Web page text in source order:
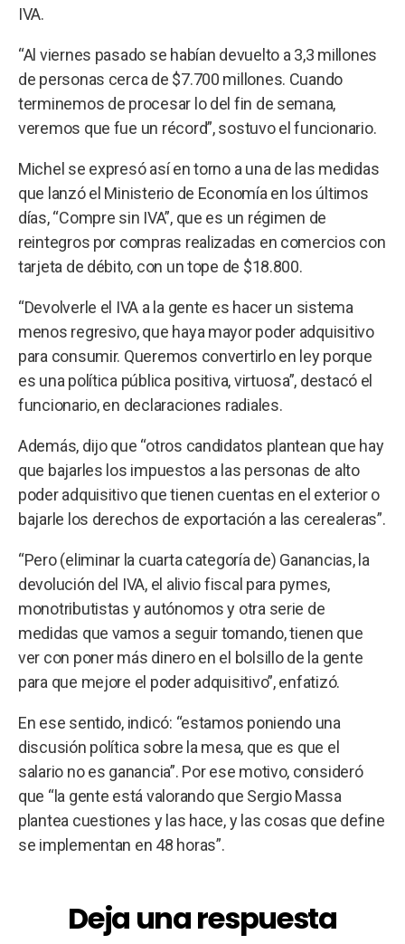
IVA.
“Al viernes pasado se habían devuelto a 3,3 millones
de personas cerca de $7.700 millones. Cuando
terminemos de procesar lo del fin de semana,
veremos que fue un récord”, sostuvo el funcionario.
Michel se expresó así en torno a una de las medidas
que lanzó el Ministerio de Economía en los últimos
días, “Compre sin IVA”, que es un régimen de
reintegros por compras realizadas en comercios con
tarjeta de débito, con un tope de $18.800.
“Devolverle el IVA a la gente es hacer un sistema
menos regresivo, que haya mayor poder adquisitivo
para consumir. Queremos convertirlo en ley porque
es una política pública positiva, virtuosa”, destacó el
funcionario, en declaraciones radiales.
Además, dijo que “otros candidatos plantean que hay
que bajarles los impuestos a las personas de alto
poder adquisitivo que tienen cuentas en el exterior o
bajarle los derechos de exportación a las cerealeras”.
“Pero (eliminar la cuarta categoría de) Ganancias, la
devolución del IVA, el alivio fiscal para pymes,
monotributistas y autónomos y otra serie de
medidas que vamos a seguir tomando, tienen que
ver con poner más dinero en el bolsillo de la gente
para que mejore el poder adquisitivo”, enfatizó.
En ese sentido, indicó: “estamos poniendo una
discusión política sobre la mesa, que es que el
salario no es ganancia”. Por ese motivo, consideró
que “la gente está valorando que Sergio Massa
plantea cuestiones y las hace, y las cosas que define
se implementan en 48 horas”.
Deja una respuesta